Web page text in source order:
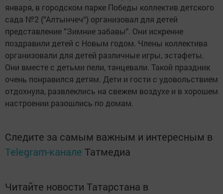
января, в городском парке Победы коллектив детского
сада №2 (”Алтынчеч“) организовал для детей
представление ”Зимние забавы". Они искренне
поздравили детей с Новым годом. Члены коллектива
организовали для детей различные игры, эстафеты.
Они вместе с детьми пели, танцевали. Такой праздник
очень понравился детям. Дети и гости с удовольствием
отдохнула, развлеклись на свежем воздухе и в хорошем
настроении разошлись по домам.
Следите за самым важным и интересным в
Telegram-канале Татмедиа
Читайте новости Татарстана в